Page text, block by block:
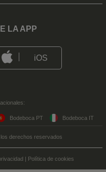
LA APP
iOS
Bodeboca PT Bodeboca IT
derechos reservados
| Política de cookies